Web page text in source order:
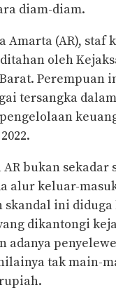
diam-diam.
Amarta (AR), staf
oleh
Perempuan
tersangka
bukan sekadar
alur keluar-
skandal ini
dikantongi
adanya
tak main-